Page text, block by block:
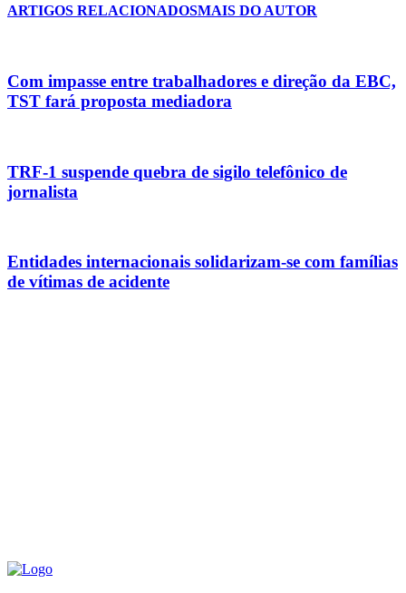
ARTIGOS RELACIONADOSMAIS DO AUTOR
Com impasse entre trabalhadores e direção da EBC,
TST fará proposta mediadora
TRF-1 suspende quebra de sigilo telefônico de
jornalista
Entidades internacionais solidarizam-se com famílias
de vítimas de acidente